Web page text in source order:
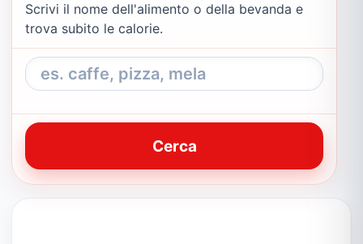
Scrivi il nome dell'alimento o della bevanda e
trova subito le calorie.
Cerca